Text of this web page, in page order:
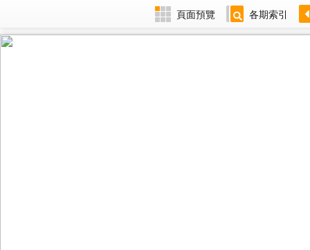
頁面預覽 各期索引